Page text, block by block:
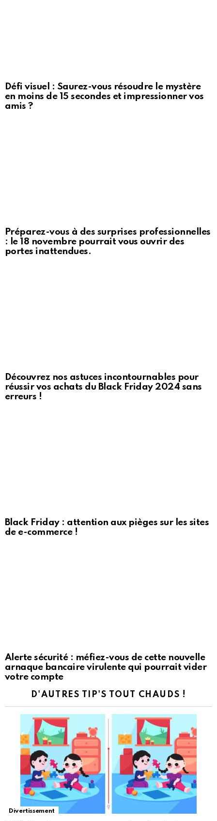
Défi visuel : Saurez-vous résoudre le mystère
en moins de 15 secondes et impressionner vos
amis ?
Préparez-vous à des surprises professionnelles
: le 18 novembre pourrait vous ouvrir des
portes inattendues.
Découvrez nos astuces incontournables pour
réussir vos achats du Black Friday 2024 sans
erreurs !
Black Friday : attention aux pièges sur les sites
de e-commerce !
Alerte sécurité : méfiez-vous de cette nouvelle
arnaque bancaire virulente qui pourrait vider
votre compte
D'AUTRES TIP'S TOUT CHAUDS !
Divertissement